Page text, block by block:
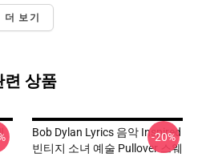
더 보기
련 상품
Bob Dylan Lyrics 음악 Inspired
빈티지 소녀 예술 Pullover 스웨
-20%